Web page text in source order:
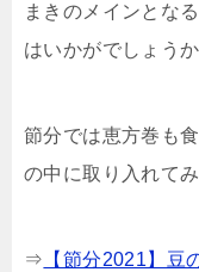
まきのメインとな
はいかがでしょうか
節分では恵方巻も
の中に取り入れて
⇒ 【節分2021】豆